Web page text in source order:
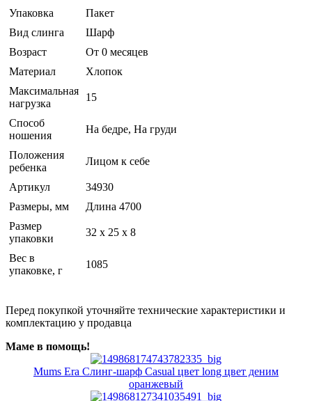
Упаковка
Пакет
Вид слинга
Шарф
Возраст
От 0 месяцев
Материал
Хлопок
Максимальная
нагрузка
15
Способ
ношения
На бедре, На груди
Положения
ребенка
Лицом к себе
Артикул
34930
Размеры, мм
Длина 4700
Размер
упаковки
32 x 25 x 8
Вес в
упаковке, г
1085
Перед покупкой уточняйте технические характеристики и
комплектацию у продавца
Маме в помощь!
Mums Era Слинг-шарф Casual цвет long цвет деним
оранжевый